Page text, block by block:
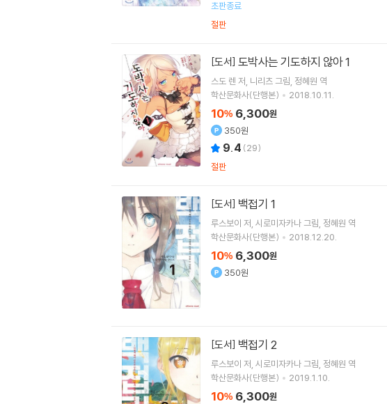
초판종료
절판
[도서] 도박사는 기도하지 않아 1
스도 렌 저 니리츠 그림 정혜원 역
학산문화사(단행본)
2018.10.11.
10% 6,300원
350원
9.4 (29)
절판
[도서] 백접기 1
루스보이 저 시로미자카나그림 정혜원 역
학산문화사(단행본)
2018.12.20.
10% 6,300원
350원
[도서] 백접기 2
루스보이 저 시로미자카나그림 정혜원 역
학산문화사(단행본)
2019.1.10.
10% 6,300원